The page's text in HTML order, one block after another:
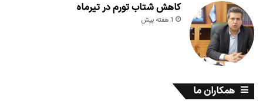
کاهش شتاب تورم در تیرماه
1 هفته پیش
همکاران ما